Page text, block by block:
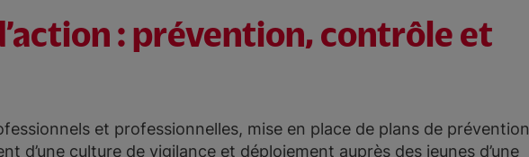
: prévention, contrôle et
et professionnelles, mise en place de plans de prévention
d’une culture de vigilance et déploiement auprès des jeunes d’une